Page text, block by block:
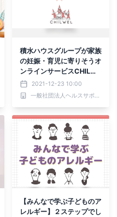
積水ハウスグループが家族
の妊娠・育児に寄りそうオ
ンラインサービスCHILWE
Lを導入2021-12-23 10:00
一般社団法人ヘルスサポーターズイノベーション
【みんなで学ぶ子どものア
レルギー】２ステップでし